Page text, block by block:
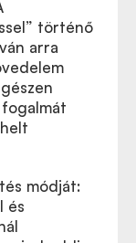
történő
arra
módját:
és